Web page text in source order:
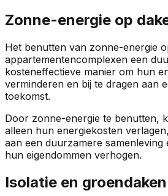
Zonne-energie op
Het benutten van zonne-energie
appartementencomplexen een
kosteneffectieve manier om hun
verminderen en bij te dragen aan
toekomst.
Door zonne-energie te benutten,
alleen hun energiekosten
aan een duurzamere samenleving
hun eigendommen verhogen.
Isolatie en groendaken